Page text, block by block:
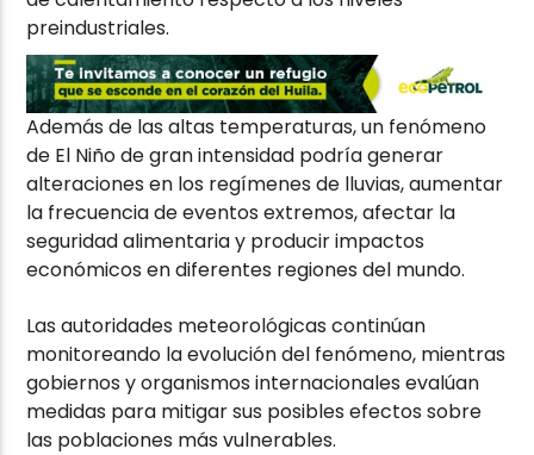
preindustriales.
Además de las altas temperaturas, un fenómeno
de El Niño de gran intensidad podría generar
alteraciones en los regímenes de lluvias, aumentar
la frecuencia de eventos extremos, afectar la
seguridad alimentaria y producir impactos
económicos en diferentes regiones del mundo.
Las autoridades meteorológicas continúan
monitoreando la evolución del fenómeno, mientras
gobiernos y organismos internacionales evalúan
medidas para mitigar sus posibles efectos sobre
las poblaciones más vulnerables.